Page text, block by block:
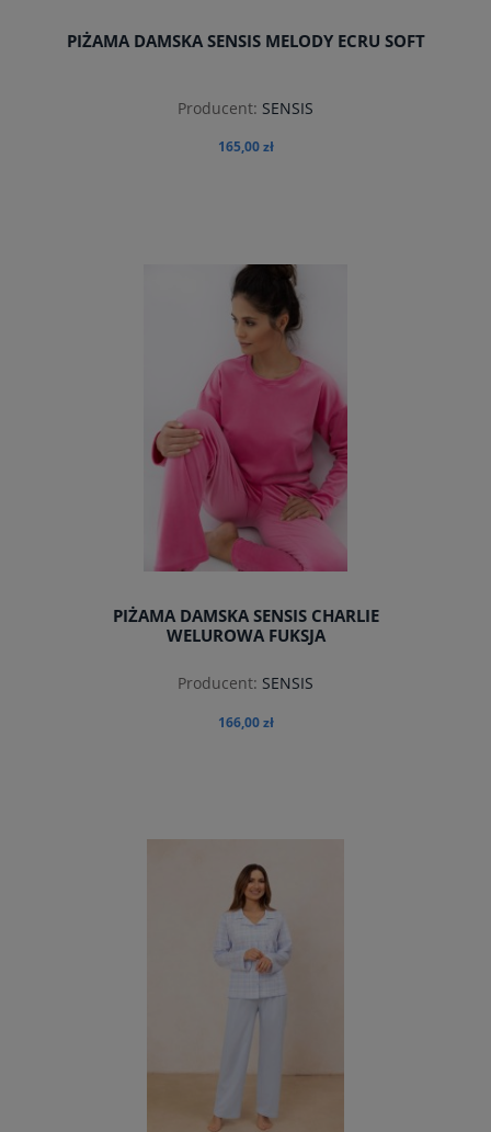
PIŻAMA DAMSKA SENSIS MELODY ECRU SOFT
Producent: SENSIS
165,00 zł
do koszyka
PIŻAMA DAMSKA SENSIS CHARLIE
WELUROWA FUKSJA
Producent: SENSIS
166,00 zł